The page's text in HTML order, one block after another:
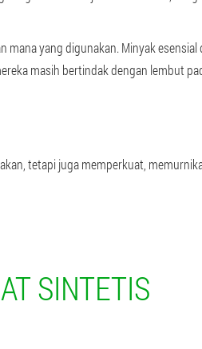
yang digunakan. Minyak esensial
masih bertindak dengan lembut
tetapi juga memperkuat,
SINTETIS